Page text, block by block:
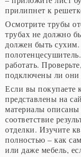
прилипнет к
Осмотрите трубы
трубах не должно
должен быть
работать.
подключены ли они
Если вы покупаете
представлены на
материалы
соответствие
отделки. Изучите
полностью – как
или даже мебель,